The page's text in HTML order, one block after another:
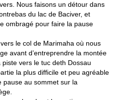
Nous faisons un détour dans
du lac de Baciver, et
ombragé pour faire la pause
le col de Marimaha où nous
avant d’entreprendre la montée
vers le tuc deth Dossau
la plus difficile et peu agréable
au sommet sur la